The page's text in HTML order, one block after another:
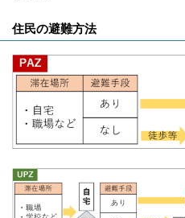
住民の避難方法